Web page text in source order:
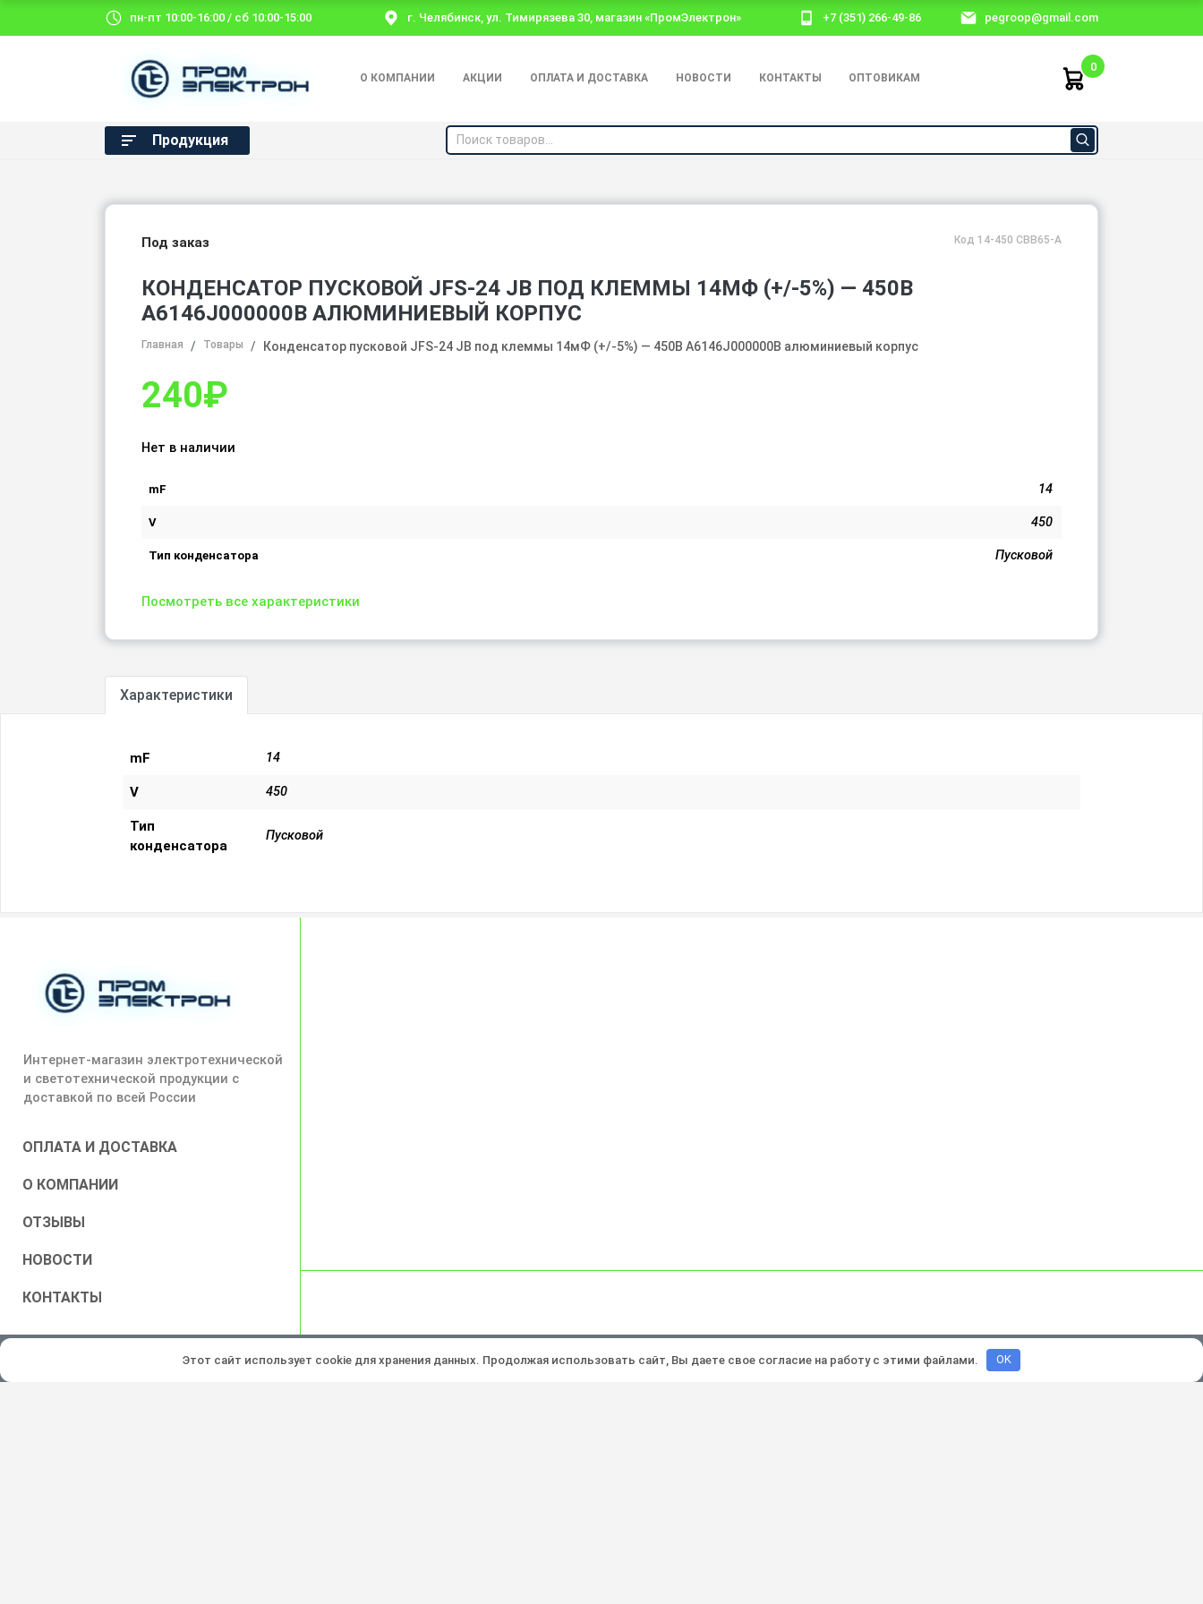
пн-пт 10:00-16:00 / сб 10:00-15:00 г. Челябинск, ул. Тимирязева 30, магазин «ПромЭлектрон» +7 (351) 266-49-86 pegroop@gmail.com
О КОМПАНИИ АКЦИИ ОПЛАТА И ДОСТАВКА НОВОСТИ КОНТАКТЫ ОПТОВИКАМ
0
Продукция
Под заказ Код 14-450 CBB65-A
КОНДЕНСАТОР ПУСКОВОЙ JFS-24 JB ПОД КЛЕММЫ 14МФ (+/-5%) — 450В
A6146J000000B АЛЮМИНИЕВЫЙ КОРПУС
Главная Товары Конденсатор пусковой JFS-24 JB под клеммы 14мФ (+/-5%) — 450В A6146J000000B алюминиевый корпус
240₽
Нет в наличии
mF 14
V 450
Тип конденсатора Пусковой
Посмотреть все характеристики
Характеристики
mF 14
V 450
Тип
конденсатора
Пусковой
Интернет-магазин электротехнической
и светотехнической продукции с
доставкой по всей России
ОПЛАТА И ДОСТАВКА
О КОМПАНИИ
ОТЗЫВЫ
НОВОСТИ
КОНТАКТЫ
Все права защищены © 2026 Политика конфиденциальности Разработка и продвижение:Lukevium
Этот сайт использует cookie для хранения данных. Продолжая использовать сайт, Вы даете свое согласие на работу с этими файлами. OK